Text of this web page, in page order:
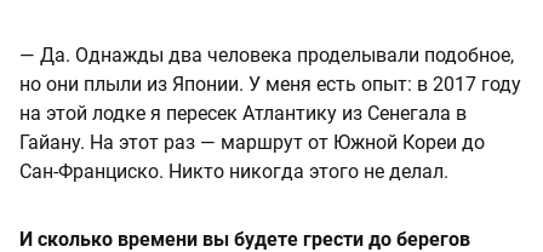
— Да. Однажды два человека проделывали подобное,
но они плыли из Японии. У меня есть опыт: в 2017 году
на этой лодке я пересек Атлантику из Сенегала в
Гайану. На этот раз — маршрут от Южной Кореи до
Сан-Франциско. Никто никогда этого не делал.
И сколько времени вы будете грести до берегов